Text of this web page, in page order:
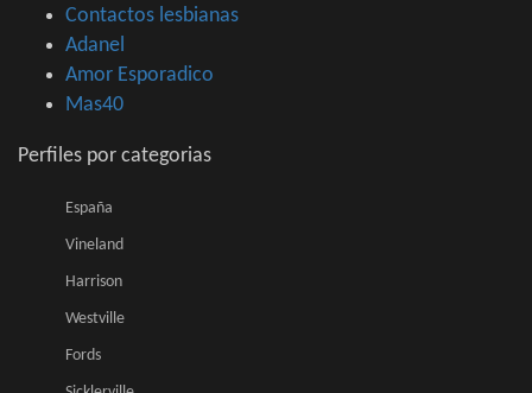
Contactos lesbianas
Adanel
Amor Esporadico
Mas40
Perfiles por categorias
España
Vineland
Harrison
Westville
Fords